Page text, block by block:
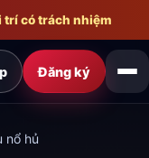
trí có trách nhiệm
Đăng ký
nổ hủ